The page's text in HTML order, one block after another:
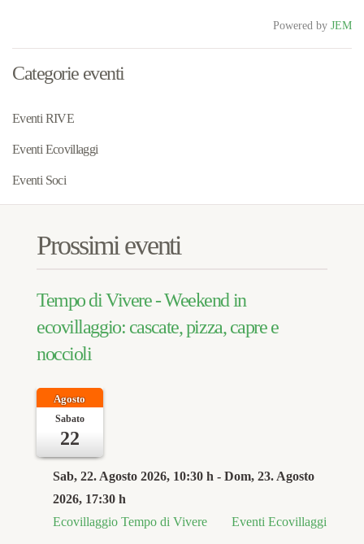
Powered by JEM
Categorie eventi
Eventi RIVE
Eventi Ecovillaggi
Eventi Soci
Prossimi eventi
Tempo di Vivere - Weekend in
ecovillaggio: cascate, pizza, capre e
noccioli
Agosto
Sabato
22
Sab, 22. Agosto 2026, 10:30 h - Dom, 23. Agosto
2026, 17:30 h
Ecovillaggio Tempo di Vivere
Eventi Ecovillaggi